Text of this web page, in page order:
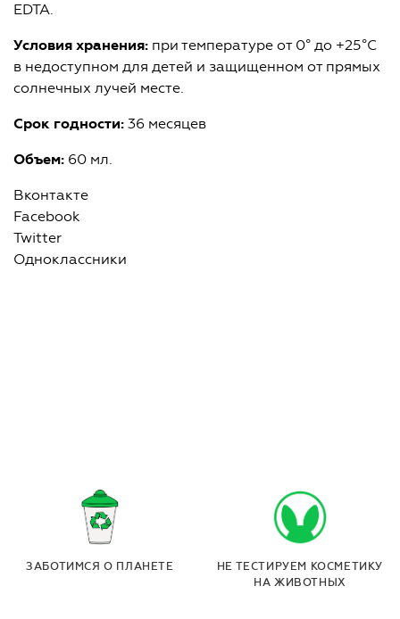
EDTA.
Условия хранения: при температуре от 0° до +25°С
в недоступном для детей и защищенном от прямых
солнечных лучей месте.
Срок годности: 36 месяцев
Объем: 60 мл.
Вконтакте
Facebook
Twitter
Одноклассники
ЗАБОТИМСЯ О ПЛАНЕТЕ
НЕ ТЕСТИРУЕМ КОСМЕТИКУ
НА ЖИВОТНЫХ